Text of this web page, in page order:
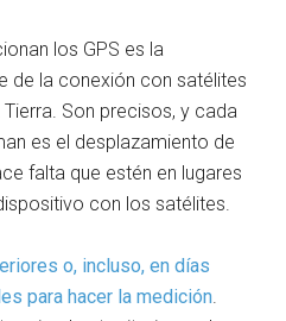
los GPS es la
de la conexión con satélites
Son precisos, y cada
es el desplazamiento de
falta que estén en lugares
con los satélites.
o, incluso, en días
para hacer la medición